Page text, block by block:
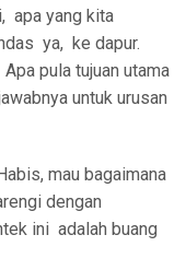
apa yang kita
ya, ke dapur.
Apa pula tujuan utama
untuk urusan
mau bagaimana
dengan
ini adalah buang